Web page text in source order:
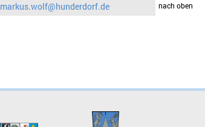
markus.wolf@hunderdorf.dedrucken nach oben